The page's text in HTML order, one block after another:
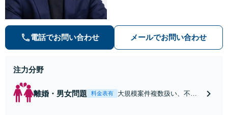
電話でお問い合わせ メールでお問い合わせ
注力分野
離婚・男女問題 料金表有
大規模案件複数扱い、不貞